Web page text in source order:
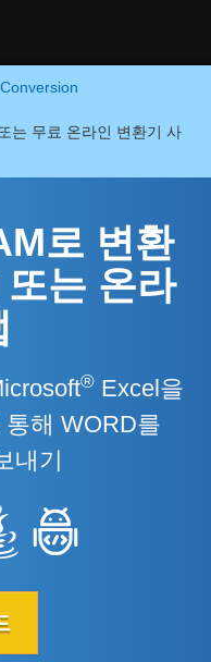
Conversion
는 무료 온라인 변환기 사
로 변환
는 온라
® Excel을
해 WORD를
내기